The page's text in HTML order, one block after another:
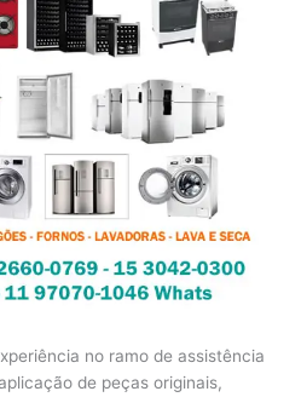
no ramo de assistência
de peças originais,